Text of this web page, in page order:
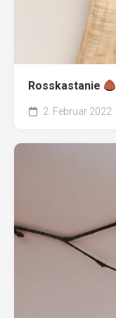
Rosskastanie
2. Februar 2022